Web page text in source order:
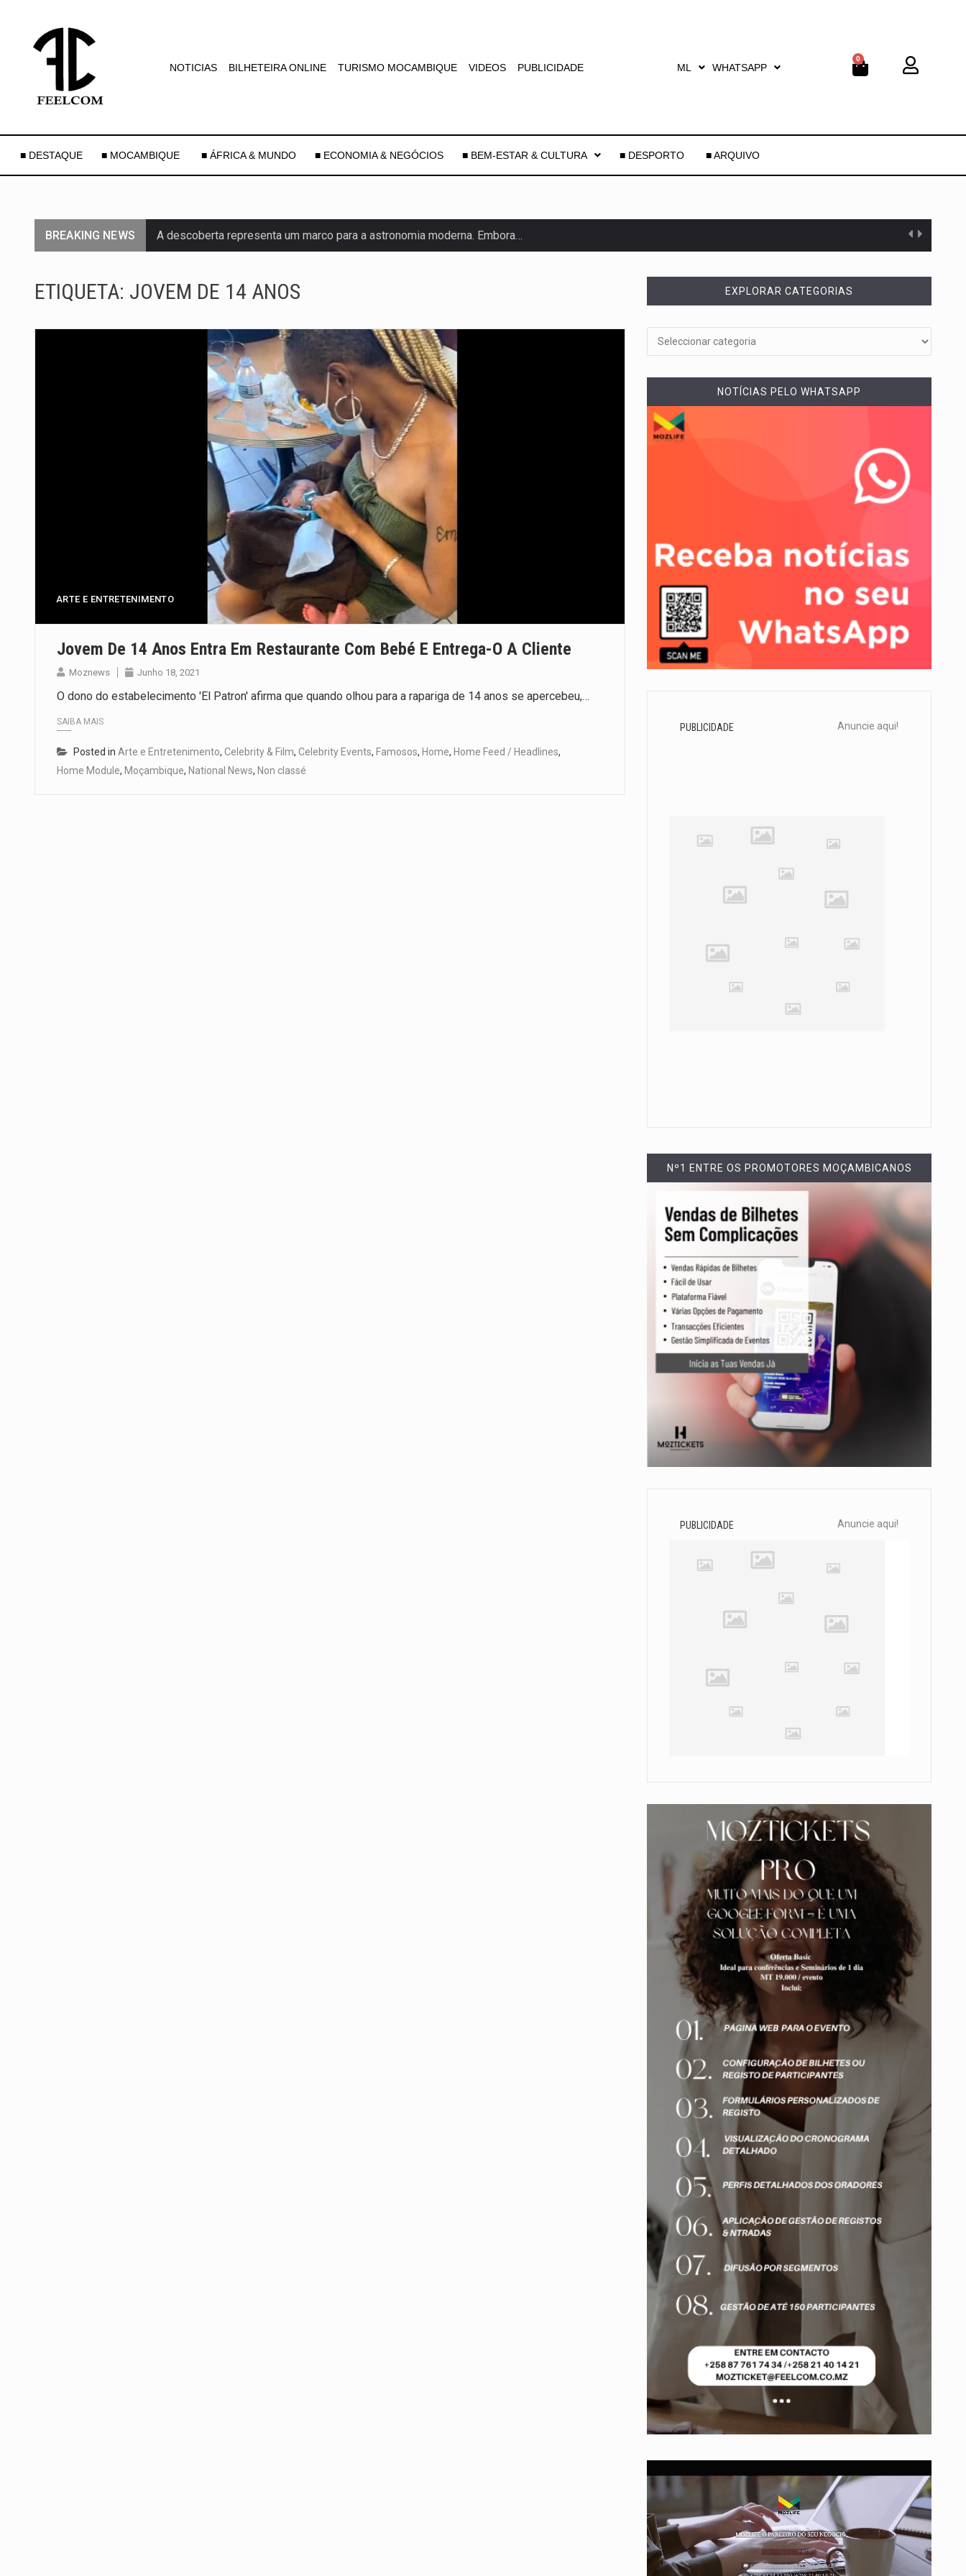
NOTICIAS BILHETEIRA ONLINE TURISMO MOCAMBIQUE VIDEOS PUBLICIDADE ML WHATSAPP
0
■ DESTAQUE ■ MOCAMBIQUE ■ ÁFRICA & MUNDO ■ ECONOMIA & NEGÓCIOS ■ BEM-ESTAR & CULTURA ■ DESPORTO ■ ARQUIVO
BREAKING NEWS A descoberta representa um marco para a astronomia moderna. Embora…
De acordo com as autoridades de saúde da Faixa de…
Um dos casos mais graves envolveu a residência de Sam…
A cidade de Bunia, capital da província de Ituri, tornou-se…
O pagamento marca o desfecho de um dos processos mais…
O programa, cuja implementação está prevista entre abril de 2026…
A nova legislação estabelece um prazo de 180 dias para…
O Departamento de Estado norte-americano confirmou que cidadãos dos Estados…
A final coloca frente a frente duas equipas que chegaram…
ETIQUETA: JOVEM DE 14 ANOS
ARTE E ENTRETENIMENTO
Jovem De 14 Anos Entra Em Restaurante Com Bebé E Entrega-O A Cliente
Moznews Junho 18, 2021
O dono do estabelecimento 'El Patron' afirma que quando olhou para a rapariga de 14 anos se apercebeu,…
SAIBA MAIS
Posted in Arte e Entretenimento, Celebrity & Film, Celebrity Events, Famosos, Home, Home Feed / Headlines,
Home Module, Moçambique, National News, Non classé
EXPLORAR CATEGORIAS
NOTÍCIAS PELO WHATSAPP
PUBLICIDADE Anuncie aqui!
Nº1 ENTRE OS PROMOTORES MOÇAMBICANOS
PUBLICIDADE Anuncie aqui!